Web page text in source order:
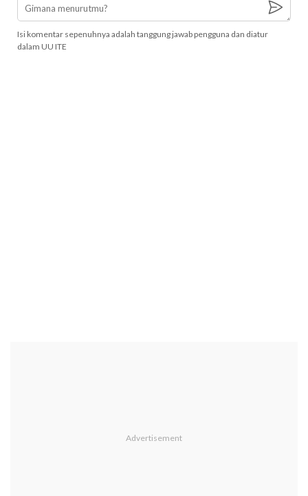
Isi komentar sepenuhnya adalah tanggung jawab pengguna dan diatur
dalam UU ITE